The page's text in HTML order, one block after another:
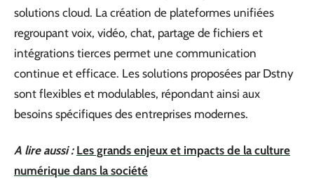
solutions cloud. La création de plateformes unifiées
regroupant voix, vidéo, chat, partage de fichiers et
intégrations tierces permet une communication
continue et efficace. Les solutions proposées par Dstny
sont flexibles et modulables, répondant ainsi aux
besoins spécifiques des entreprises modernes.
A lire aussi : Les grands enjeux et impacts de la culture
numérique dans la société